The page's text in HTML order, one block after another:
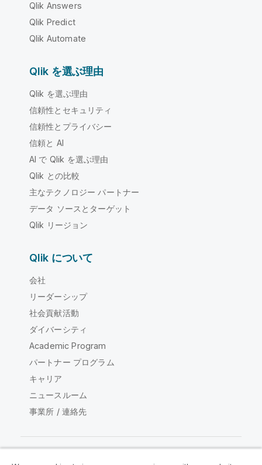
Qlik Answers
Qlik Predict
Qlik Automate
Qlik を選ぶ理由
Qlik を選ぶ理由
信頼性とセキュリティ
信頼性とプライバシー
信頼と AI
AI で Qlik を選ぶ理由
Qlik との比較
主なテクノロジー パートナー
データ ソースとターゲット
Qlik リージョン
Qlik について
会社
リーダーシップ
社会貢献活動
ダイバーシティ
Academic Program
パートナー プログラム
キャリア
ニュースルーム
事業所 / 連絡先